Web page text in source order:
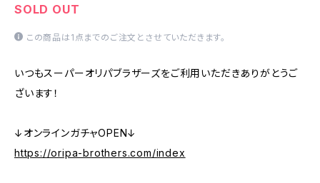
SOLD OUT
この商品は1点までのご注文とさせていただきます。
いつもスーパーオリパブラザーズをご利用いただきありがとうご
ざいます！
↓オンラインガチャOPEN↓
https://oripa-brothers.com/index